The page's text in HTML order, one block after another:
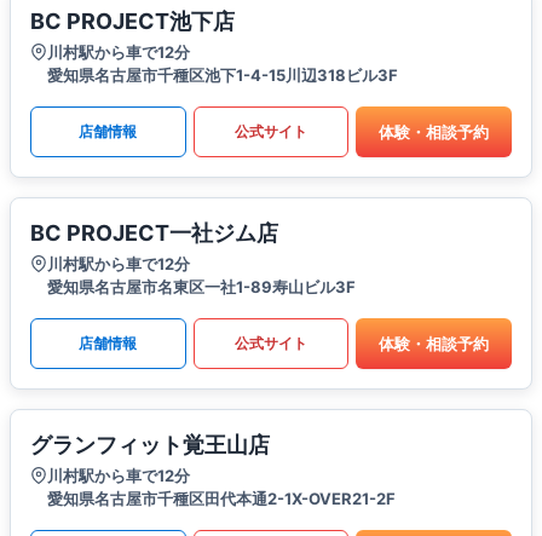
BC PROJECT池下店
川村駅から車で12分
愛知県名古屋市千種区池下1-4-15川辺318ビル3F
店舗情報 公式サイト 体験・相談予約
BC PROJECT一社ジム店
川村駅から車で12分
愛知県名古屋市名東区一社1-89寿山ビル3F
店舗情報 公式サイト 体験・相談予約
グランフィット覚王山店
川村駅から車で12分
愛知県名古屋市千種区田代本通2-1X-OVER21-2F